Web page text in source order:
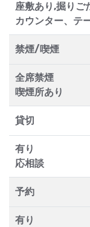
座敷あり,掘りご
カウンター、テ
禁煙/喫煙
全席禁煙
喫煙所あり
貸切
有り
応相談
予約
有り